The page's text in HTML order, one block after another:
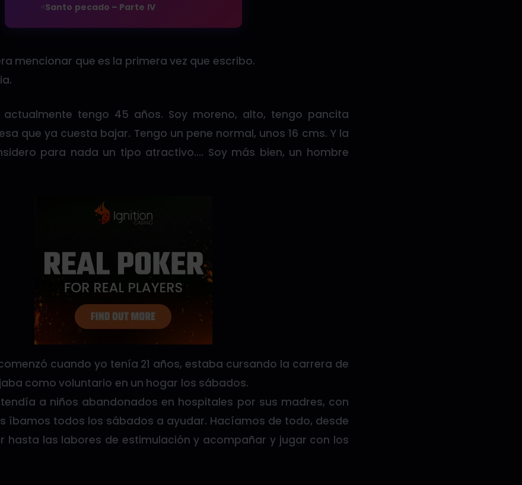
Santo pecado – Parte IV
mencionar que es la primera vez que escribo.
actualmente tengo 45 años. Soy moreno, alto, tengo pancita
que ya cuesta bajar. Tengo un pene normal, unos 16 cms. Y la
para nada un tipo atractivo…. Soy más bien, un hombre
cuando yo tenía 21 años, estaba cursando la carrera de
como voluntario en un hogar los sábados.
a niños abandonados en hospitales por sus madres, con
íbamos todos los sábados a ayudar. Hacíamos de todo, desde
hasta las labores de estimulación y acompañar y jugar con los